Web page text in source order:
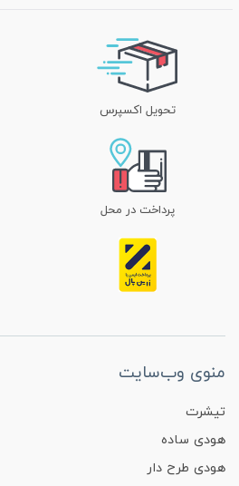
تحویل اکسپرس
پرداخت در محل
منوی وب‌سایت
تیشرت
هودی ساده
هودی طرح دار